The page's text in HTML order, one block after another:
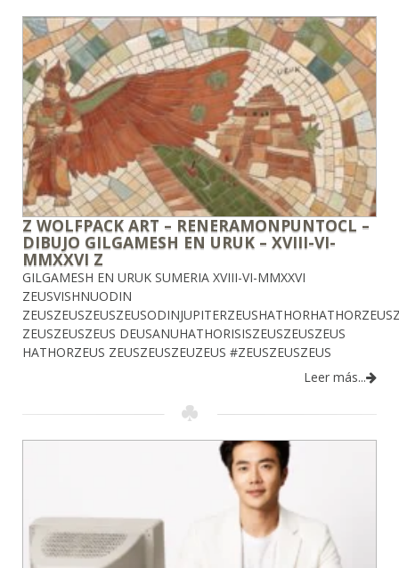
Z WOLFPACK ART – RENERAMONPUNTOCL –
DIBUJO GILGAMESH EN URUK – XVIII-VI-
MMXXVI Z
GILGAMESH EN URUK SUMERIA XVIII-VI-MMXXVI
ZEUSVISHNUODIN
ZEUSZEUSZEUS DEUSANUHATHORISISZEUSZEUSZEUS
HATHORZEUS ZEUSZEUSZEUZEUS #ZEUSZEUSZEUS
Leer más...